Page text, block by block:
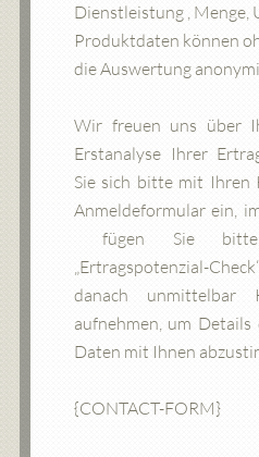
Dienstleistung , Menge,
Produktdaten können
die Auswertung
Wir freuen uns über
Erstanalyse Ihrer
Sie sich bitte mit Ihren
Anmeldeformular ein,
fügen Sie bitte
„Ertragspotenzial-
danach unmittelbar
aufnehmen, um
Daten mit Ihnen
{CONTACT-FORM}